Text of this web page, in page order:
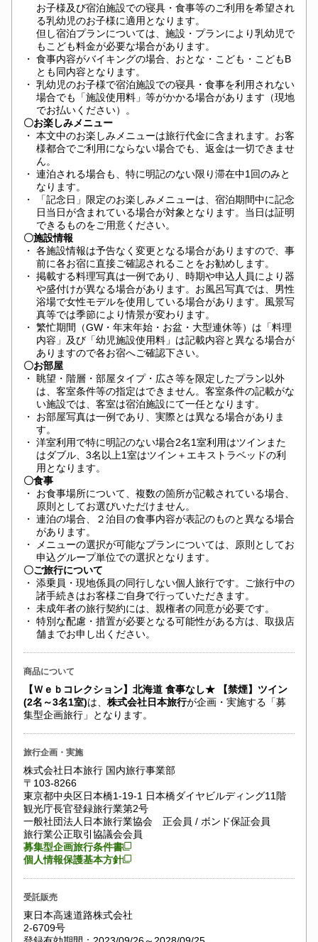
お子様及び宿泊施設での寝具・食事等のご利用を希望され
る乳幼児のお子様に適用となります。
但し宿泊プランについては、施設・プランにより乳幼児で
もこども料金が必要な場合があります。
・ 食事内容がバイキングの場合、おとな・こども・こどもB
とも同内容となります。
・ 乳幼児のお子様で宿泊施設での寝具・食事を利用されない
場合でも「施設使用料」等がかかる場合があります（現地
でお払いください）。
〇お楽しみメニュー
・ 本文中のお楽しみメニューは旅行代金に含まれます。お客
様都合でご利用にならない場合でも、返金は一切できませ
ん。
・ 連泊される場合も、特に明記のない限り滞在中1回のみと
なります。
・
「記念日」限定のお楽しみメニューは、宿泊期間中に記念
日当日が含まれている場合が対象となります。当日は証明
できるものをご用意ください。
〇施設情報
・ 各施設情報は予告なく変更となる場合がありますので、事
前に各お宿に直接ご確認されることをお勧めします。
・ 掲載する料理写真は一例であり、時期や申込人員により器
や盛付けが異なる場合があります。お風呂写真では、男性
浴場で女性モデルを使用している場合があります。風景写
真等では季節により情景が変わります。
・ 繁忙期間（GW・年末年始・お盆・大型連休等）は「料理
内容」及び「幼児施設使用料」は記載内容と異なる場合が
ありますので各お宿へご確認下さい。
〇お部屋
・
眺望・階層・部屋タイプ・広さ等を限定したプラン以外
は、客室条件等の指定はできません。客室条件の記載がな
い施設では、客室は宿泊施設にて一任となります。
・
お部屋写真は一例であり、実際とは異なる場合がありま
す。
・ 洋室利用で特に明記のない場合2名1室利用はツインまた
はダブル、3名以上1室はツイン＋エキストラベッドの利
用となります。
〇食事
・
お食事場所について、複数の箇所が記載されている場合、
原則としてお選びいただけません。
・ 連泊の場合、２泊目の食事内容が表記のものと異なる場合
があります。
・
メニューの選択が可能なプランについては、原則としてお
申込グループ単位での選択となります。
〇ご旅行について
・ 添乗員・現地係員の同行しない個人旅行です。ご旅行中の
諸手続きはお客様ご自身で行っていただきます。
・ 未成年者の旅行契約には、親権者の同意が必要です。
・ 特別な配慮・措置が必要となる可能性がある方は、取扱店
舗までお申し出ください。
商品について
【Ｗｅｂコレクション】北海道 食事なし★ 【禁煙】ツイン
(2名～3名1室)は、 株式会社日本旅行が企画・実施する「募
集型企画旅行」となります。
旅行企画・実施
株式会社日本旅行 国内旅行事業部
〒103-8266
東京都中央区日本橋1-19-1 日本橋ダイヤビルディング11階
観光庁長官登録旅行業第2号
一般社団法人日本旅行業協会 正会員 / ボンド保証会員
旅行業公正取引協議会会員
募集型企画旅行条件書
個人情報保護基本方針
受託販売
東日本高速道路株式会社
2-6709号